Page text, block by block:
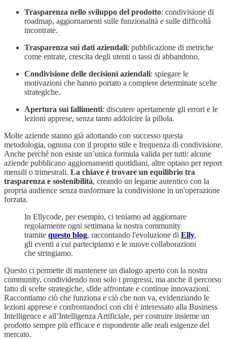
Trasparenza nello sviluppo del prodotto: condivisione di
roadmap, aggiornamenti sulle funzionalità e sulle difficoltà
incontrate.
Trasparenza sui dati aziendali: pubblicazione di metriche
come entrate, crescita degli utenti o tassi di abbandono.
Condivisione delle decisioni aziendali: spiegare le
motivazioni che hanno portato a compiere determinate scelte
strategiche.
Apertura sui fallimenti: discutere apertamente gli errori e le
lezioni apprese, senza tanto addolcire la pillola.
Molte aziende stanno già adottando con successo questa
metodologia, ognuna con il proprio stile e frequenza di condivisione.
Anche perché non esiste un’unica formula valida per tutti: alcune
aziende pubblicano aggiornamenti quotidiani, altre optano per report
mensili o trimestrali. La chiave è trovare un equilibrio tra
trasparenza e sostenibilità, creando un legame autentico con la
propria audience senza trasformare la condivisione in un'operazione
forzata.
In Ellycode, per esempio, ci teniamo ad aggiornare
regolarmente ogni settimana la nostra community
tramite questo blog, raccontando l'evoluzione di Elly,
gli eventi a cui partecipiamo e le nuove collaborazioni
che stringiamo.
Questo ci permette di mantenere un dialogo aperto con la nostra
community, condividendo non solo i progressi, ma anche il percorso
fatto di scelte strategiche, sfide affrontate e continue innovazioni.
Raccontiamo ciò che funziona e ciò che non va, evidenziando le
lezioni apprese e confrontandoci con chi è interessato alla Business
Intelligence e all’Intelligenza Artificiale, per costruire insieme un
prodotto sempre più efficace e rispondente alle reali esigenze del
mercato.